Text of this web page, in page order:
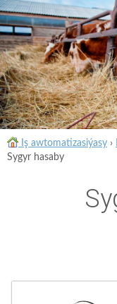
Iş awtomatizasiýasy ›
Sygyr hasaby